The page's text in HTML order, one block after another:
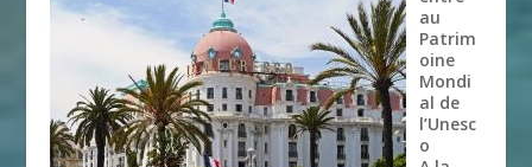
au
Patrim
oine
Mondi
al de
l’Unesc
o